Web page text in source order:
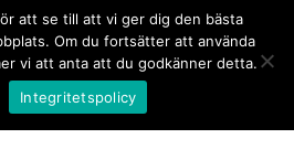
att se till att vi ger dig den bästa
Om du fortsätter att använda
vi att anta att du godkänner detta.
Integritetspolicy